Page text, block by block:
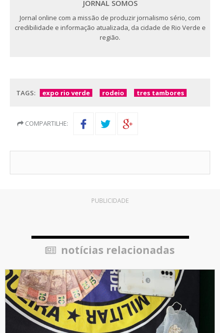
JORNAL SOMOS
Jornal online com a missão de produzir jornalismo sério, com
credibilidade e informação atualizada, da cidade de Rio Verde e
região.
TAGS: expo rio verde rodeio tres tambores
COMPARTILHE:
PUBLICIDADE
notícias relacionadas